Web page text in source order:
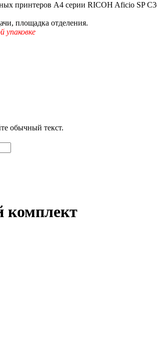
принтеров A4 серии RICOH Aficio SP
площадка отделения.
упаковке
обычный текст.
комплект